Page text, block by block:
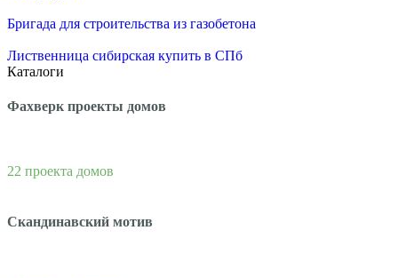
Бригада для строительства из газобетона
Лиственница сибирская купить в СПб
Каталоги
Фахверк проекты домов
22 проекта домов
Скандинавский мотив